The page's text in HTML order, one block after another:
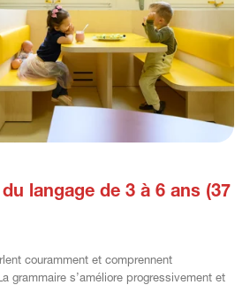
langage de 3 à 6 ans (37
couramment et comprennent
grammaire s’améliore progressivement et